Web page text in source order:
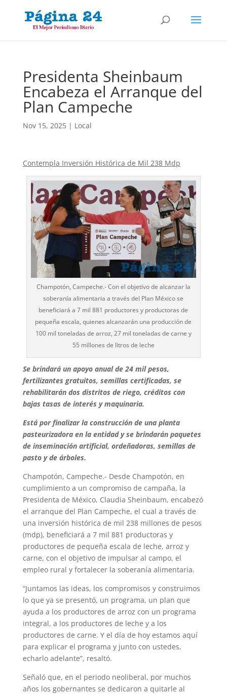
Presidenta Sheinbaum
Encabeza el Arranque del
Plan Campeche
Nov 15, 2025| Local
Contempla Inversión Histórica de Mil 238 Mdp
Champotón, Campeche.- Con el objetivo de alcanzar la
soberanía alimentaria a través del Plan México se
beneficiará a 7 mil 881 productores y productoras de
pequeña escala, quienes alcanzarán una producción de
100 mil toneladas de arroz, 27 mil toneladas de carne y
55 millones de litros de leche
Se brindará un apoyo anual de 24 mil pesos,
fertilizantes gratuitos, semillas certificadas, se
rehabilitarán dos distritos de riego, créditos con
bajas tasas de interés y maquinaria.
Está por finalizar la construcción de una planta
pasteurizadora en la entidad y se brindarán paquetes
de inseminación artificial, ordeñadoras, semillas de
pasto y de árboles.
Champotón, Campeche.- Desde Champotón, en
cumplimiento a un compromiso de campaña, la
Presidenta de México, Claudia Sheinbaum, encabezó
el arranque del Plan Campeche, el cual a través de
una inversión histórica de mil 238 millones de pesos
(mdp), beneficiará a 7 mil 881 productoras y
productores de pequeña escala de leche, arroz y
carne, con el objetivo de impulsar al campo, el
empleo rural y fortalecer la soberanía alimentaria.
“Juntamos las ideas, los compromisos y construimos
lo que ya se presentó, un programa, un plan que
ayuda a los productores de arroz con un programa
integral, a los productores de leche y a los
productores de carne. Y el día de hoy estamos aquí
para explicar el programa y junto con ustedes,
echarlo adelante”, resaltó.
Señaló que, en el periodo neoliberal, por muchos
años los gobernantes se dedicaron a quitarle al